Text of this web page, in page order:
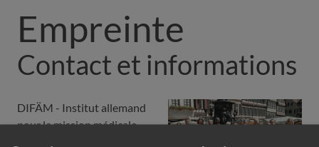
Empreinte
Contact et informations
DIFÄM - Institut allemand
pour la mission médicale